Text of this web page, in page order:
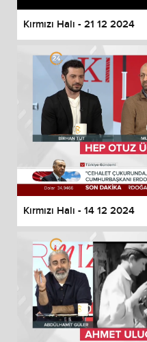
Kırmızı Halı - 21 12 2024
Kırmızı Halı - 14 12 2024